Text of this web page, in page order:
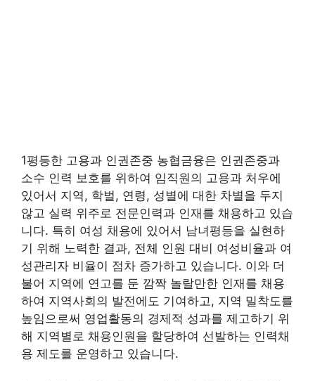
1평등한 고용과 인권존중 농협금융은 인권존중과
소수 인력 보호를 위하여 임직원의 고용과 처우에
있어서 지역, 학벌, 연령, 성별에 대한 차별을 두지
않고 실력 위주로 전문인력과 인재를 채용하고 있습
니다. 특히 여성 채용에 있어서 남녀평등을 실현하
기 위해 노력한 결과, 전체 인원 대비 여성비율과 여
성관리자 비율이 점차 증가하고 있습니다. 이와 더
불어 지역에 연고를 둔 깜짝 놀랄만한 인재를 채용
하여 지역사회의 발전에도 기여하고, 지역 밀착도를
높임으로써 영업활동의 경제적 성과를 제고하기 위
해 지역별로 채용인원을 할당하여 선발하는 인력채
용 제도를 운영하고 있습니다.